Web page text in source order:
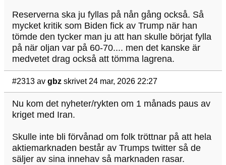
Reserverna ska ju fyllas på nån gång också. Så
mycket kritik som Biden fick av Trump när han
tömde den tycker man ju att han skulle börjat fylla
på när oljan var på 60-70.... men det kanske är
medvetet drag också att tömma lagrena.
#2313 av gbz skrivet 24 mar, 2026 22:27
Nu kom det nyheter/rykten om 1 månads paus av
kriget med Iran.
Skulle inte bli förvånad om folk tröttnar på att hela
aktiemarknaden består av Trumps twitter så de
säljer av sina innehav så marknaden rasar.